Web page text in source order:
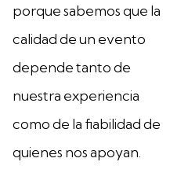
porque sabemos que la
calidad de un evento
depende tanto de
nuestra experiencia
como de la fiabilidad de
quienes nos apoyan.